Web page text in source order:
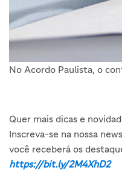
No Acordo Paulista, o
Quer mais dicas e
Inscreva-se na nossa
você receberá os
https://bit.ly/2M4XhD2